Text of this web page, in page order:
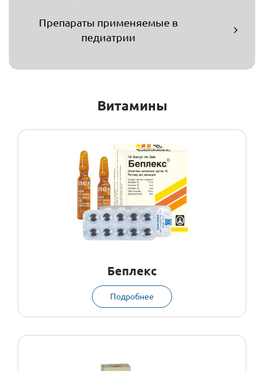
Препараты применяемые в
педиатрии
Витамины
Беплекс
Подробнее